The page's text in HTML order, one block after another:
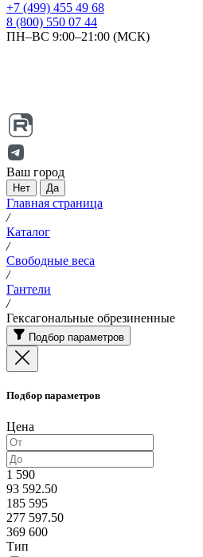
+7 (499) 455 49 68
8 (800) 550 07 44
ПН–ВС 9:00–21:00 (МСК)
Ваш город
Нет Да
Главная страница
/
Каталог
/
Свободные веса
/
Гантели
/
Гексагональные обрезиненные
Подбор параметров
Подбор параметров
Цена
1 590
93 592.50
185 595
277 597.50
369 600
Тип